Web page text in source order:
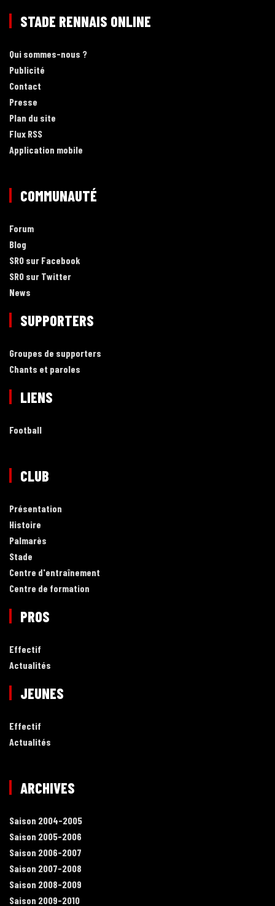
STADE RENNAIS ONLINE
Qui sommes-nous ?
Publicité
Contact
Presse
Plan du site
Flux RSS
Application mobile
COMMUNAUTÉ
Forum
Blog
SRO sur Facebook
SRO sur Twitter
News
SUPPORTERS
Groupes de supporters
Chants et paroles
LIENS
Football
CLUB
Présentation
Histoire
Palmarès
Stade
Centre d'entraînement
Centre de formation
PROS
Effectif
Actualités
JEUNES
Effectif
Actualités
ARCHIVES
Saison 2004-2005
Saison 2005-2006
Saison 2006-2007
Saison 2007-2008
Saison 2008-2009
Saison 2009-2010